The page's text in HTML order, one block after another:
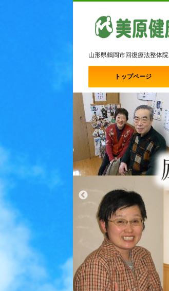
山形県鶴岡市回復療法整体院
トップページ